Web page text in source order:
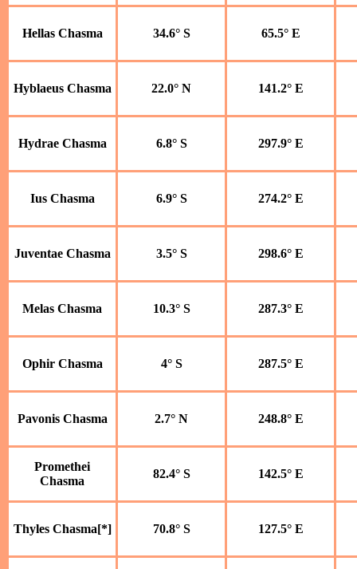
Hellas Chasma 34.6° S 65.5° E
Hyblaeus Chasma 22.0° N 141.2° E
Hydrae Chasma 6.8° S 297.9° E
Ius Chasma 6.9° S 274.2° E
Juventae Chasma 3.5° S 298.6° E
Melas Chasma 10.3° S 287.3° E
Ophir Chasma 4° S 287.5° E
Pavonis Chasma 2.7° N 248.8° E
Promethei
Chasma
82.4° S 142.5° E
Thyles Chasma[*] 70.8° S 127.5° E